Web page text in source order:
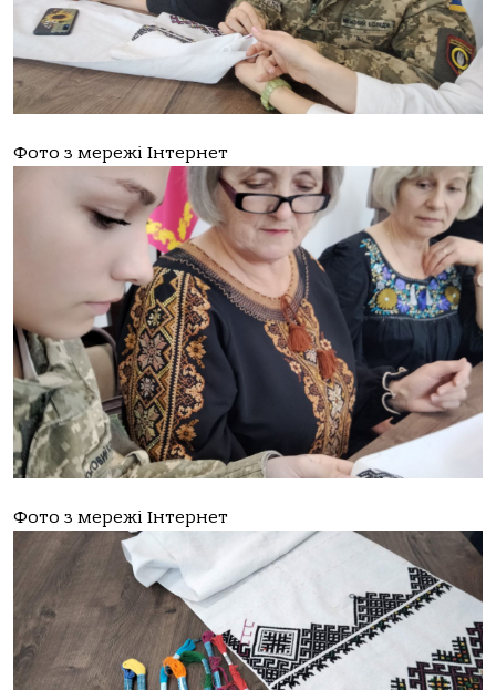
Фото з мережі Інтернет
Фото з мережі Інтернет